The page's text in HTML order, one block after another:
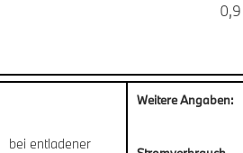
bei entladener
Weitere Angaben: